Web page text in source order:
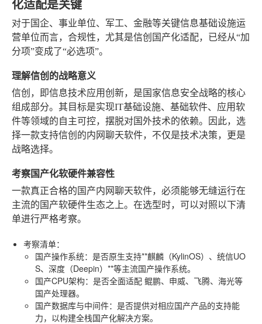
化适配是关键
对于国企、事业单位、军工、金融等关键信息基础设施运
营单位而言，合规性，尤其是信创国产化适配，已经从“加
分项”变成了“必选项”。
理解信创的战略意义
信创，即信息技术应用创新，是国家信息安全战略的核心
组成部分。其目标是实现IT基础设施、基础软件、应用软
件等领域的自主可控，摆脱对国外技术的依赖。因此，选
择一款支持信创的内网聊天软件，不仅是技术决策，更是
战略选择。
考察国产化软硬件兼容性
一款真正合格的国产内网聊天软件，必须能够无缝运行在
主流的国产软硬件生态之上。在选型时，可以对照以下清
单进行严格考察。
考察清单：
国产操作系统：是否原生支持**麒麟（KylinOS）、统信UO
S、深度（Deepin）**等主流国产操作系统。
国产CPU架构：是否全面适配 鲲鹏、申威、飞腾、海光等
国产处理器。
国产数据库与中间件：是否提供对相应国产产品的支持能
力，以构建全栈国产化解决方案。